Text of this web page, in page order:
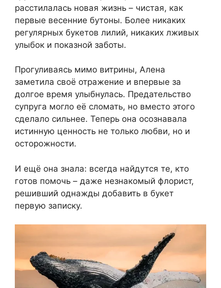
расстилалась новая жизнь – чистая, как
первые весенние бутоны. Более никаких
регулярных букетов лилий, никаких лживых
улыбок и показной заботы.
Прогуливаясь мимо витрины, Алена
заметила своё отражение и впервые за
долгое время улыбнулась. Предательство
супруга могло её сломать, но вместо этого
сделало сильнее. Теперь она осознавала
истинную ценность не только любви, но и
осторожности.
И ещё она знала: всегда найдутся те, кто
готов помочь – даже незнакомый флорист,
решивший однажды добавить в букет
первую записку.